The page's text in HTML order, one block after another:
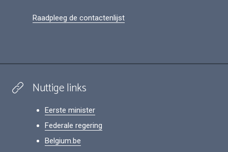
Raadpleeg de contactenlijst
Nuttige links
Eerste minister
Federale regering
Belgium.be